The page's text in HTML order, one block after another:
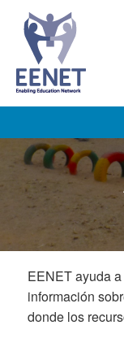
content
EENET
ENABLING
EENET ayuda
información
donde los